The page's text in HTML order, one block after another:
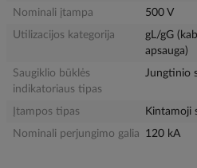
Nominali įtampa
500 V
Utilizacijos kategorija
gL/gG
apsauga)
Saugiklio būklės
indikatoriaus tipas
Jungtinio
Įtampos tipas
Kintamoji
Nominali perjungimo galia
120 kA